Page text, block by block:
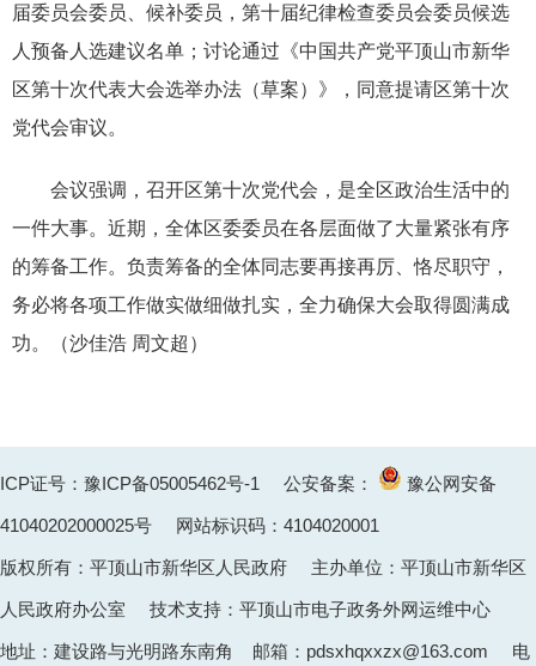
届委员会委员、候补委员，第十届纪律检查委员会委员候选
人预备人选建议名单；讨论通过《中国共产党平顶山市新华
区第十次代表大会选举办法（草案）》，同意提请区第十次
党代会审议。
会议强调，召开区第十次党代会，是全区政治生活中的
一件大事。近期，全体区委委员在各层面做了大量紧张有序
的筹备工作。负责筹备的全体同志要再接再厉、恪尽职守，
务必将各项工作做实做细做扎实，全力确保大会取得圆满成
功。（沙佳浩 周文超）
ICP证号：豫ICP备05005462号-1 公安备案： 豫公网安备
41040202000025号 网站标识码：4104020001
版权所有：平顶山市新华区人民政府 主办单位：平顶山市新华区
人民政府办公室 技术支持：平顶山市电子政务外网运维中心
地址：建设路与光明路东南角 邮箱：pdsxhqxxzx@163.com 电